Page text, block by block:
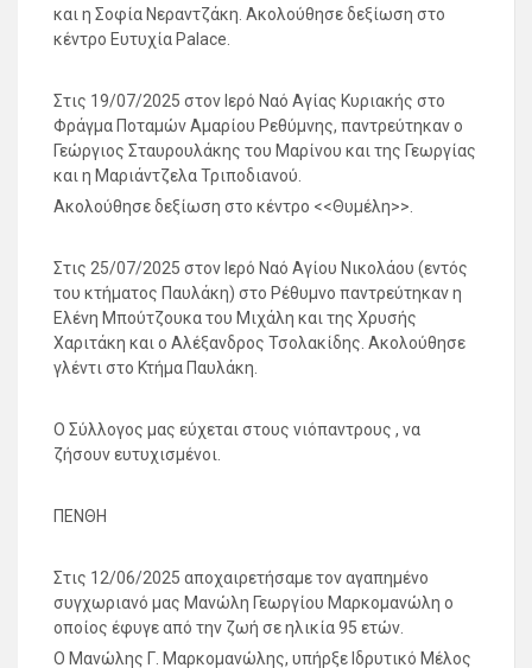
και η Σοφία Νεραντζάκη. Ακολούθησε δεξίωση στο
κέντρο Ευτυχία Palace.
Στις 19/07/2025 στον Ιερό Ναό Αγίας Κυριακής στο
Φράγμα Ποταμών Αμαρίου Ρεθύμνης, παντρεύτηκαν ο
Γεώργιος Σταυρουλάκης του Μαρίνου και της Γεωργίας
και η Μαριάντζελα Τριποδιανού.
Ακολούθησε δεξίωση στο κέντρο <<Θυμέλη>>.
Στις 25/07/2025 στον Ιερό Ναό Αγίου Νικολάου (εντός
του κτήματος Παυλάκη) στο Ρέθυμνο παντρεύτηκαν η
Ελένη Μπούτζουκα του Μιχάλη και της Χρυσής
Χαριτάκη και ο Αλέξανδρος Τσολακίδης. Ακολούθησε
γλέντι στο Κτήμα Παυλάκη.
Ο Σύλλογος μας εύχεται στους νιόπαντρους , να
ζήσουν ευτυχισμένοι.
ΠΕΝΘΗ
Στις 12/06/2025 αποχαιρετήσαμε τον αγαπημένο
συγχωριανό μας Μανώλη Γεωργίου Μαρκομανώλη ο
οποίος έφυγε από την ζωή σε ηλικία 95 ετών.
Ο Μανώλης Γ. Μαρκομανώλης, υπήρξε Ιδρυτικό Μέλος